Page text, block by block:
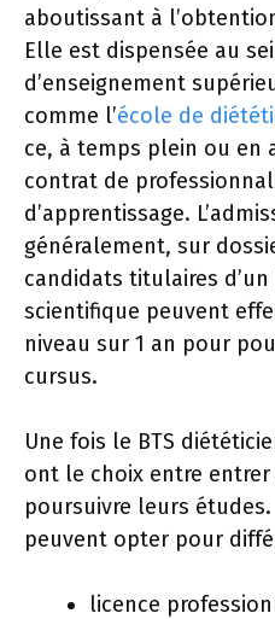
aboutissant à
Elle est dispensée au
d’enseignement
comme l’école de
ce, à temps plein ou en
contrat de
d’apprentissage.
généralement, sur
candidats titulaires
scientifique peuvent
niveau sur 1 an pour
cursus.
Une fois le BTS
ont le choix entre
poursuivre leurs études.
peuvent opter pour
licence